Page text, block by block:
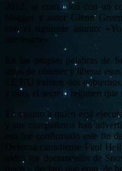
2012, se comunicó con un
blogger y autor Glenn
con el siguiente asunto:
interesarte».
En las propias palabras de
otros de obtener y liberar
EE.UU existen dos
y otro, el secreto régimen
En cuanto a quién está
y sus compañeros han
eso fue confirmado este fin
Defensa canadiense Paul
todos los documentos de
rusos y declaró que eran, de